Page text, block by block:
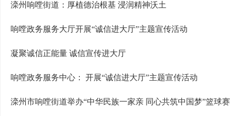
滦州响嘡街道：厚植德治根基 浸润精神沃土
响嘡政务服务大厅开展“诚信进大厅”主题宣传活动
凝聚诚信正能量 诚信宣传进大厅
响嘡政务服务中心： 开展“诚信进大厅”主题宣传活动
滦州市响嘡街道举办“中华民族一家亲 同心共筑中国梦”篮球赛